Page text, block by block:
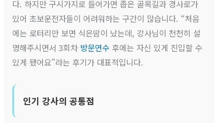
다. 하지만 구시가지로 들어가면 좁은 골목길과 경사로가
있어 초보운전자들이 어려워하는 구간이 많습니다. “처음
에는 로터리만 보면 식은땀이 났는데, 강사님이 천천히 설
명해주시면서 3회차 방문연수 후에는 자신 있게 진입할 수
있게 됐어요”라는 후기가 대표적입니다.
인기 강사의 공통점